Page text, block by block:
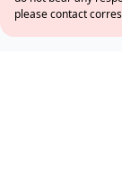
please contact